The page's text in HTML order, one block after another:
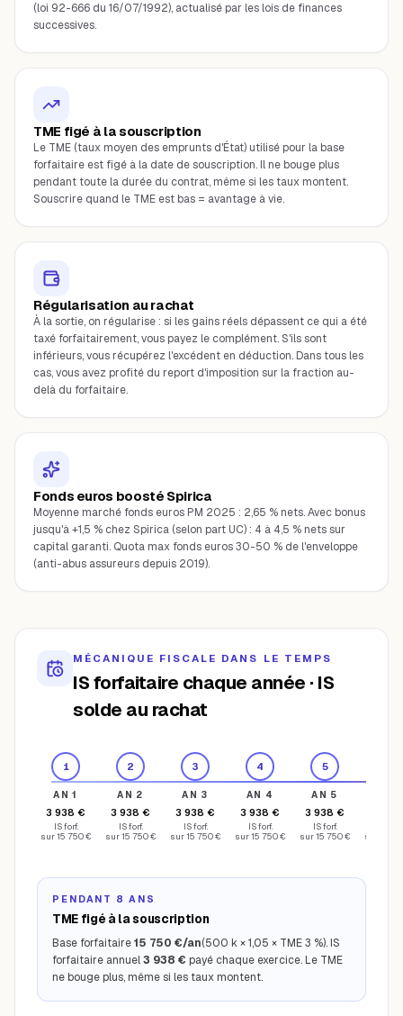
(loi 92-666 du 16/07/1992), actualisé par les lois de finances
successives.
TME figé à la souscription
Le TME (taux moyen des emprunts d'État) utilisé pour la base
forfaitaire est figé à la date de souscription. Il ne bouge plus
pendant toute la durée du contrat, même si les taux montent.
Souscrire quand le TME est bas = avantage à vie.
Régularisation au rachat
À la sortie, on régularise : si les gains réels dépassent ce qui a été
taxé forfaitairement, vous payez le complément. S'ils sont
inférieurs, vous récupérez l'excédent en déduction. Dans tous les
cas, vous avez profité du report d'imposition sur la fraction au-
delà du forfaitaire.
Fonds euros boosté Spirica
Moyenne marché fonds euros PM 2025 : 2,65 % nets. Avec bonus
jusqu'à +1,5 % chez Spirica (selon part UC) : 4 à 4,5 % nets sur
capital garanti. Quota max fonds euros 30-50 % de l'enveloppe
(anti-abus assureurs depuis 2019).
MÉCANIQUE FISCALE DANS LE TEMPS
IS forfaitaire chaque année · IS
solde au rachat
1
AN1
3 938 €
IS forf.
sur 15 750 €
2
AN 2
3 938 €
IS forf.
sur 15 750 €
3
AN 3
3 938 €
IS forf.
sur 15 750 €
4
AN 4
3 938 €
IS forf.
sur 15 750 €
5
AN 5
3 938 €
IS forf.
sur 15 750 €
sur 15
PENDANT 8 ANS
TME figé à la souscription
Base forfaitaire15 750 €/an(500 k × 1,05 × TME 3 %). IS
forfaitaire annuel3 938 € payé chaque exercice. Le TME
ne bouge plus, même si les taux montent.